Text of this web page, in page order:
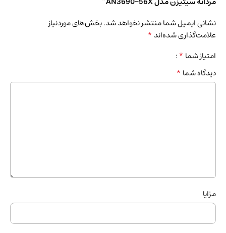
نشانی ایمیل شما منتشر نخواهد شد.بخش‌های موردنیاز
علامت‌گذاری شده‌اند*
امتیاز شما*
دیدگاه شما*
مزایا